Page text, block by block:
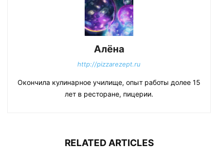
Алёна
http://pizzarezept.ru
Окончила кулинарное училище, опыт работы долее 15
лет в ресторане, пицерии.
RELATED ARTICLES